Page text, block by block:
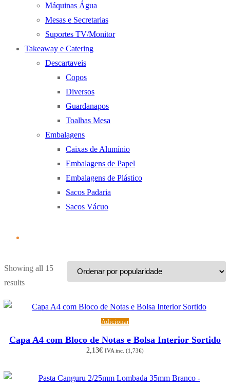
Máquinas Água
Mesas e Secretarias
Suportes TV/Monitor
Takeaway e Catering
Descartaveis
Copos
Diversos
Guardanapos
Toalhas Mesa
Embalagens
Caixas de Alumínio
Embalagens de Papel
Embalagens de Plástico
Sacos Padaria
Sacos Vácuo
Showing all 15
results
Ordenado
popularidade
Adicionar
Capa A4 com Bloco de Notas e Bolsa Interior Sortido
2,13€ IVA inc. (1,73€)